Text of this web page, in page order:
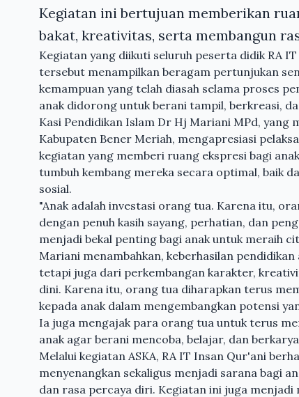
Kegiatan ini bertujuan memberikan
bakat, kreativitas, serta membangun
Kegiatan yang diikuti seluruh peserta didik RA
tersebut menampilkan beragam pertunjukan
kemampuan yang telah diasah selama proses
anak didorong untuk berani tampil, berkreasi,
Kasi Pendidikan Islam Dr Hj Mariani MPd, yang
Kabupaten Bener Meriah, mengapresiasi
kegiatan yang memberi ruang ekspresi bagi
tumbuh kembang mereka secara optimal, baik
sosial.
"Anak adalah investasi orang tua. Karena itu,
dengan penuh kasih sayang, perhatian, dan
menjadi bekal penting bagi anak untuk meraih
Mariani menambahkan, keberhasilan
tetapi juga dari perkembangan karakter,
dini. Karena itu, orang tua diharapkan terus
kepada anak dalam mengembangkan potensi
Ia juga mengajak para orang tua untuk terus
anak agar berani mencoba, belajar, dan
Melalui kegiatan ASKA, RA IT Insan Qur'ani
menyenangkan sekaligus menjadi sarana bagi
dan rasa percaya diri. Kegiatan ini juga